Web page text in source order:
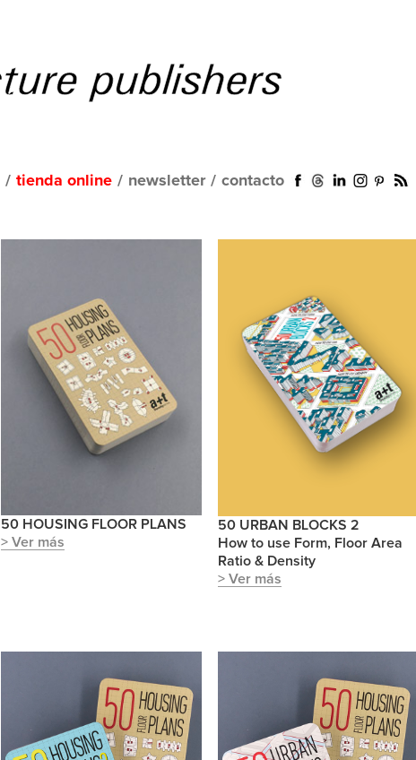
/ tienda online / newsletter / contacto
50 HOUSING FLOOR PLANS
> Ver más
50 URBAN BLOCKS 2
How to use Form, Floor Area
Ratio & Density
> Ver más